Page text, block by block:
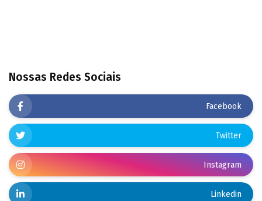
Nossas Redes Sociais
Facebook
Twitter
Instagram
Linkedin